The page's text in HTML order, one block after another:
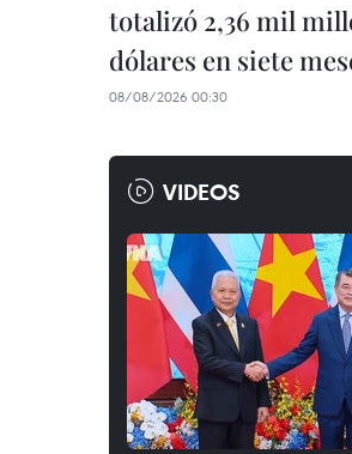
totalizó 2,36 mil
dólares en siete
08/08/2026 00:30
VIDEOS